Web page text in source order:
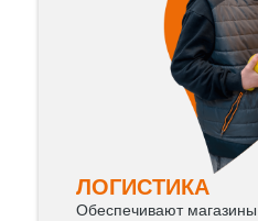
ЛОГИСТИКА
Обеспечивают